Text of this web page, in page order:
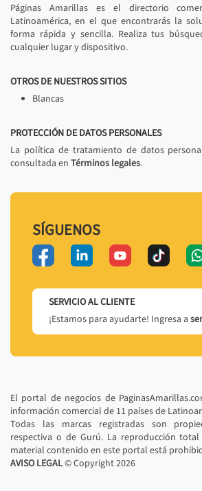
Páginas Amarillas es el directorio
Latinoamérica, en el que encontrarás la
forma rápida y sencilla. Realiza tus
cualquier lugar y dispositivo.
OTROS DE NUESTROS SITIOS
Blancas
PROTECCIÓN DE DATOS PERSONALES
La política de tratamiento de datos
consultada en Términos legales.
SÍGUENOS
SERVICIO AL CLIENTE
¡Estamos para ayudarte! Ingresa a
El portal de negocios de
información comercial de 11 países de
Todas las marcas registradas son
respectiva o de Gurú. La reproducción
material contenido en este portal está
AVISO LEGAL© Copyright2026